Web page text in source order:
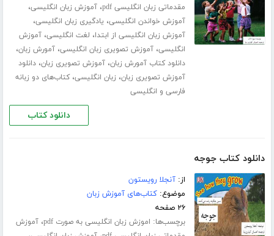
مقدماتی زبان انگلیسی pdf
،آموزش زبان انگلیسی،
آموزش خواندن انگلیسی، یادگیری زبان انگلیسی،
آموزش زبان انگلیسی از ابتدا، لغت انگلیسی،آموزش
انگلیسی،آموزش تصویری زبان انگلیسی،آمورش زبان،
دانلود کتاب آمورش زبان،آموزش تصویری زبان،دانلود
آموزش تصویری زبان، زبان انگلیسی،کتاب‌های دو زبانه
فارسی و انگلیسی
دانلود کتاب
دانلود کتاب جوجه
از:آنجلا رویستون
موضوع:کتاب‌های آموزش زبان
۲۶ صفحه
برچسب‌ها: اموزش زبان انگلیسی به صورت pdf ،آموزش